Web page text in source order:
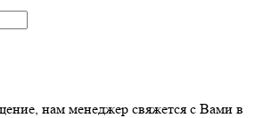
нам менеджер свяжется с Вами в